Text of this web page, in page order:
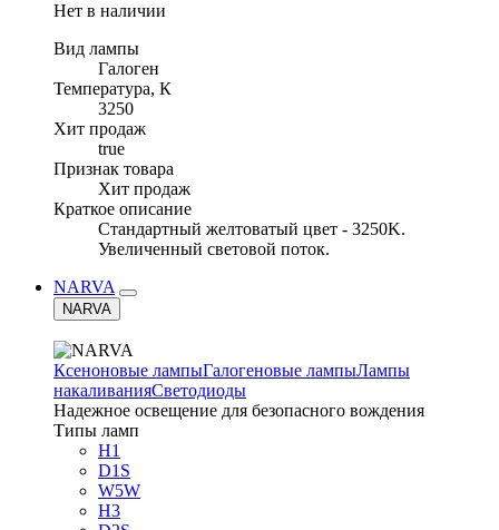
Нет в наличии
Вид лампы
Галоген
Температура, К
3250
Хит продаж
true
Признак товара
Хит продаж
Краткое описание
Стандартный желтоватый цвет - 3250K.
Увеличенный световой поток.
NARVA
NARVA
Ксеноновые лампыГалогеновые лампыЛампы
накаливанияСветодиоды
Надежное освещение для безопасного вождения
Типы ламп
H1
D1S
W5W
H3